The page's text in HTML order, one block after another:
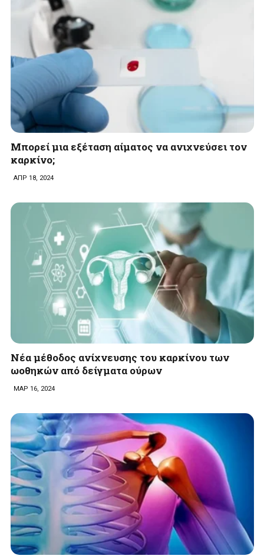
Mπορεί μια εξέταση αίματος να ανιχνεύσει τον
καρκίνο;
ΑΠΡ 18, 2024
Νέα μέθοδος ανίχνευσης του καρκίνου των
ωοθηκών από δείγματα ούρων
ΜΑΡ 16, 2024